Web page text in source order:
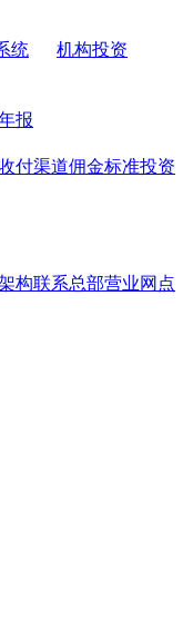
统
机构投资
报
付渠道佣金标准投资
构联系总部营业网点